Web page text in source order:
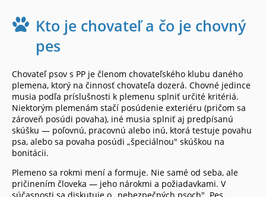
Kto je chovateľ a čo je chovný
pes
Chovateľ psov s PP je členom chovateľského klubu daného
plemena, ktorý na činnosť chovateľa dozerá. Chovné jedince
musia podľa príslušnosti k plemenu splniť určité kritériá.
Niektorým plemenám stačí posúdenie exteriéru (pričom sa
zároveň posúdi povaha), iné musia splniť aj predpísanú
skúšku — poľovnú, pracovnú alebo inú, ktorá testuje povahu
psa, alebo sa povaha posúdi „špeciálnou" skúškou na
bonitácii.
Plemeno sa rokmi mení a formuje. Nie samé od seba, ale
pričinením človeka — jeho nárokmi a požiadavkami. V